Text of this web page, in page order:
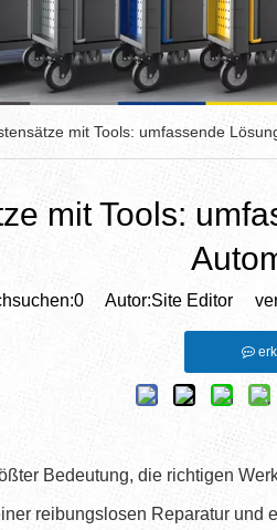
mit Tools: umfassende
mit Tools:
0 Autor:Site Editor
Bedeutung, die richtigen
reibungslosen Reparatur